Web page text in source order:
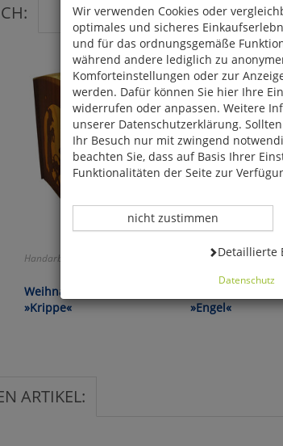
Handarbeit aus dem Erzgebirge!
Weihnachts-Motivleuchte
»Krippe«
Handarbeit aus dem
Weihnachts-
»Engel«
ARTIKEL:
Wir verwenden Cookies oder
optimales und sicheres
und für das ordnungsgemäße
während andere lediglich zu
Komforteinstellungen oder zur
werden. Dafür können Sie hier Ihre
widerrufen oder anpassen. Weitere
unserer Datenschutzerklärung.
Ihr Besuch nur mit zwingend
beachten Sie, dass auf Basis Ihrer
Funktionalitäten der Seite zur
Datenverarbeitung -
nicht zustimmen
Detaillierte
Datenschutz
Cookies ablehnen, wird Ihr Besuch